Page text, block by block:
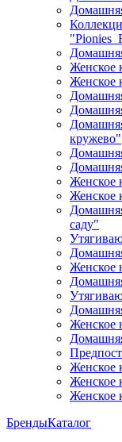
Женское
Женское
кружево"
Женское
Женское
саду"
Женское
Женское
Женское
Женское
Женское
БрендыКаталог